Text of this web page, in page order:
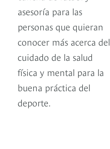
asesoría para las
personas que quieran
conocer más acerca del
cuidado de la salud
física y mental para la
buena práctica del
deporte.